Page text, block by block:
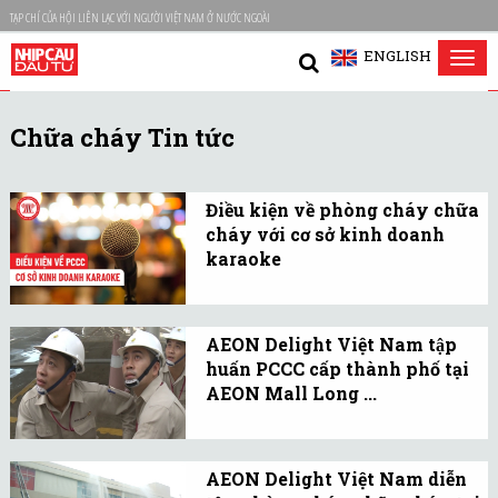
TẠP CHÍ CỦA HỘI LIÊN LẠC VỚI NGƯỜI VIỆT NAM Ở NƯỚC NGOÀI
ENGLISH
Chữa cháy Tin tức
Điều kiện về phòng cháy chữa
cháy với cơ sở kinh doanh
karaoke
cơ sở kinh doanh karaoke
được quy định như thế
AEON Delight Việt Nam tập
huấn PCCC cấp thành phố tại
AEON Mall Long ...
an toàn cho toàn thể
AEON Delight Việt Nam diễn